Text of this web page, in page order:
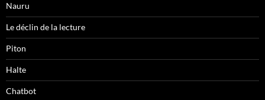
Nauru
Le déclin de la lecture
Piton
Halte
Chatbot